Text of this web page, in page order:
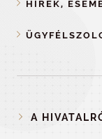
HÍREK,
A